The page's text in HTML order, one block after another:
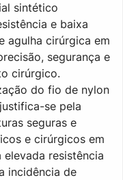
sintético
e baixa
agulha cirúrgica em
segurança e
cirúrgico.
do fio de nylon
se pela
seguras e
e cirúrgicos em
resistência
incidência de